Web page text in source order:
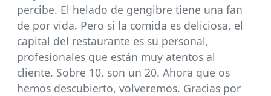
percibe. El helado de gengibre tiene una fan
de por vida. Pero si la comida es deliciosa, el
capital del restaurante es su personal,
profesionales que están muy atentos al
cliente. Sobre 10, son un 20. Ahora que os
hemos descubierto, volveremos. Gracias por